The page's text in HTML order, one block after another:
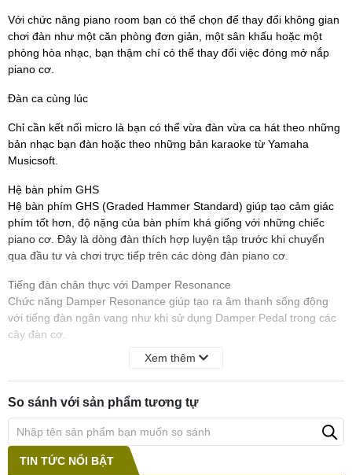
Với chức năng piano room bạn có thể chọn để thay đổi không gian
chơi đàn như một căn phòng đơn giản, một sân khấu hoặc một
phòng hòa nhạc, bạn thậm chí có thể thay đổi việc đóng mở nắp
piano cơ.
Đàn ca cùng lúc
Chỉ cần kết nối micro là bạn có thể vừa đàn vừa ca hát theo những
bản nhạc bạn đàn hoặc theo những bản karaoke từ Yamaha
Musicsoft.
Hệ bàn phím GHS
Hệ bàn phím GHS (Graded Hammer Standard) giúp tạo cảm giác
phím tốt hơn, độ nặng của bàn phím khá giống với những chiếc
piano cơ. Đây là dòng đàn thích hợp luyện tập trước khi chuyển
qua đầu tư và chơi trực tiếp trên các dòng đàn piano cơ.
Tiếng đàn chân thực với Damper Resonance
Chức năng Damper Resonance giúp tạo ra âm thanh sống động
với tiếng đàn ngân vang như khi sử dụng Damper Pedal trong các
cây đàn cơ.
Màn hình hiển thị điểm và lời nhạc rõ ràng
dàng xem điểm hoặc các lời nhạc, bản đàn.
Âm thanh sống động
Tùy chọn tiếng của các nhạc cụ với âm thanh chân thực, sống
Xem thêm
So sánh với sản phẩm tương tự
TIN TỨC NỔI BẬT